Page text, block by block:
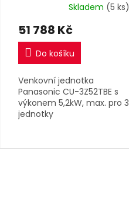
Skladem (5 ks)
51 788 Kč
Do košíku
Venkovní jednotka
Panasonic CU-3Z52TBE s
výkonem 5,2kW, max. pro 3
jednotky